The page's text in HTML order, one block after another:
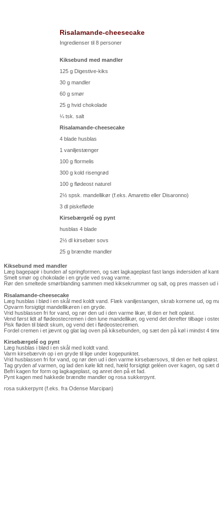
Risalamande-cheesecake
Ingredienser til 8 personer
Kiksebund med mandler
125 g Digestive-kiks
30 g mandler
60 g smør
25 g hvid chokolade
¼ tsk. salt
Risalamande-cheesecake
4 blade husblas
1 vaniljestænger
100 g flormelis
300 g kold risengrød
100 g flødeost naturel
2½ spsk. mandellikør (f.eks. Amaretto eller Disaronno)
3 dl piskefløde
Kirsebærgelé og pynt
husblas 4 blade
2½ dl kirsebær sovs
25 g brændte mandler
Kiksebund med mandler
Læg bagepapir i bunden af springformen, og sæt lagkageplast fast langs indersiden af
Smelt smør og chokolade i en gryde ved svag varme.
Rør den smeltede smørblanding sammen med kiksekrummer og salt, og pres massen
Risalamande-cheesecake
Læg husblas i blød i en skål med koldt vand. Flæk vaniljestangen, skrab kornene ud, og
Opvarm forsigtigt mandellikøren i en gryde.
Vrid husblassen fri for vand, og rør den ud i den varme likør, til den er helt opløst.
Vend først lidt af flødeostecremen i den lune mandellikør, og vend det derefter tilbage i
Pisk fløden til blødt skum, og vend det i flødeostecremen.
Fordel cremen i et jævnt og glat lag oven på kiksebunden, og sæt den på køl i mindst 4
Kirsebærgelé og pynt
Læg husblas i blød i en skål med koldt vand.
Varm kirsebærvin op i en gryde til lige under kogepunktet.
Vrid husblassen fri for vand, og rør den ud i den varme kirsebærsovs, til den er helt opløst.
Tag gryden af varmen, og lad den køle lidt ned, hæld forsigtigt geléen over kagen, og sæt
Befri kagen for form og lagkageplast, og anret den på et fad.
Pynt kagen med hakkede brændte mandler og rosa sukkerpynt.
rosa sukkerpynt (f.eks. fra Odense Marcipan)